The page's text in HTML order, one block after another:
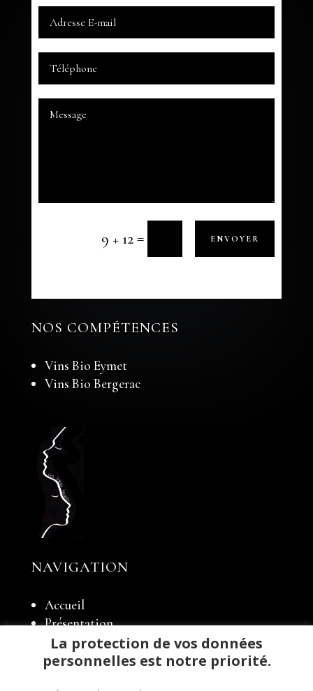
9 + 12= ENVOYER
NOS COMPÉTENCES
Vins Bio Eymet
Vins Bio Bergerac
NAVIGATION
Accueil
Présentation
Notre domaine
Élevage
La protection de vos données
personnelles est notre priorité.